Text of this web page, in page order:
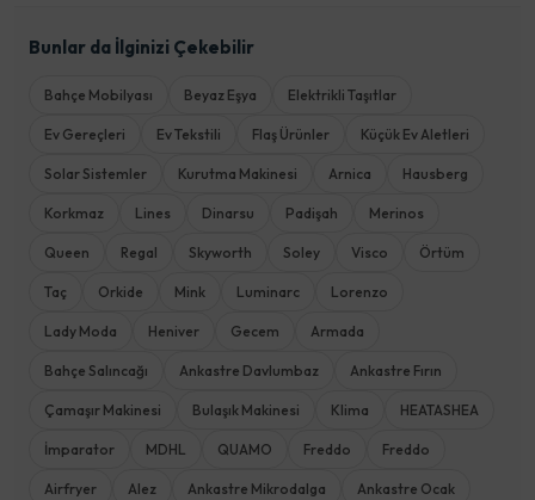
Bunlar da İlginizi Çekebilir
Bahçe Mobilyası Beyaz Eşya Elektrikli Taşıtlar
Ev Gereçleri Ev Tekstili Flaş Ürünler Küçük Ev Aletleri
Solar Sistemler Kurutma Makinesi Arnica Hausberg
Korkmaz Lines Dinarsu Padişah Merinos
Queen Regal Skyworth Soley Visco Örtüm
Taç Orkide Mink Luminarc Lorenzo
Lady Moda Heniver Gecem Armada
Bahçe Salıncağı Ankastre Davlumbaz Ankastre Fırın
Çamaşır Makinesi Bulaşık Makinesi Klima HEATASHEA
İmparator MDHL QUAMO Freddo Freddo
Airfryer Alez Ankastre Mikrodalga Ankastre Ocak